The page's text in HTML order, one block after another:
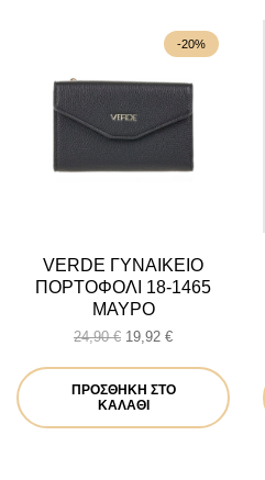
-20%
VERDE ΓΥΝΑΙΚΕΙΟ
ΠΟΡΤΟΦΟΛΙ 18-1465
ΜΑΥΡΟ
24,90€ Original
24,90 €.
19,92 €Η
19,92 €.
ΠΡΟΣΘΉΚΗ ΣΤΟ
ΚΑΛΆΘΙ